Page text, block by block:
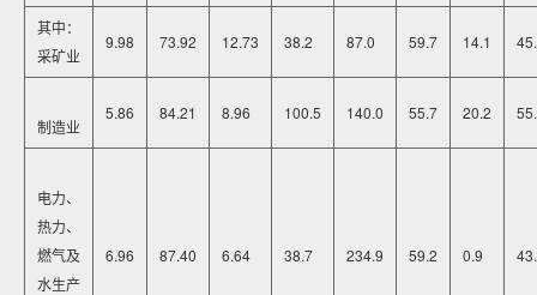
其中：
采矿业
9.98 73.92 12.73 38.2 87.0 59.7 14.1
制造业
5.86 84.21 8.96 100.5 140.0 55.7 20.2
电力、
热力、
燃气及
水生产
6.96 87.40 6.64 38.7 234.9 59.2 0.9